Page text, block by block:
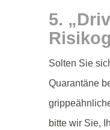
5.
Solten Sie
Quarantäne
bitte wir Sie,